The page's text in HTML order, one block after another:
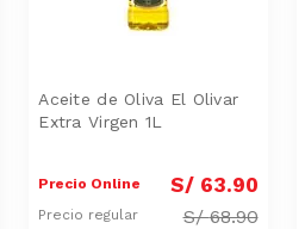
Aceite de Oliva El Olivar
Extra Virgen 1L
Precio Online S/ 63.90
Precio regular S/68.90